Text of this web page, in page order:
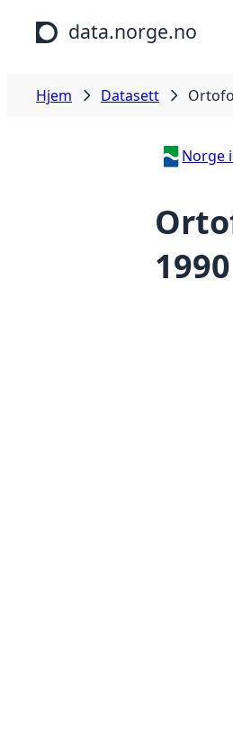
Hopp til hovedinnhold
data.norge.no
Hjem Datasett
Norge
1990